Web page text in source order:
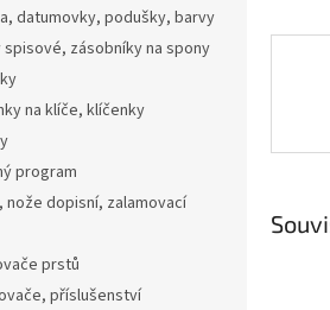
datumovky, podušky, barvy
spisové, zásobníky na spony
na klíče, klíčenky
program
nože dopisní, zalamovací
prstů
příslušenství